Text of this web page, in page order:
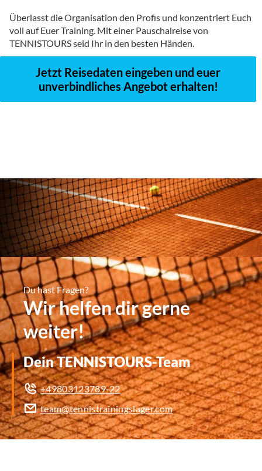
Überlasst die Organisation den Profis und konzentriert Euch
voll auf Euer Training. Mit einer Pauschalreise von
TENNISTOURS seid Ihr in den besten Händen.
Jetzt Reisedaten eingeben und euer
unverbindliches Angebot erhalten!
Du hast Fragen?
Wir helfen dir gerne
weiter!
Dein TENNISTOURS-Team
+49803123789-22
team@tennistrainingslager.com